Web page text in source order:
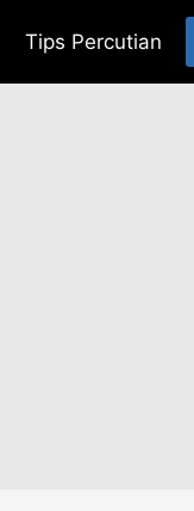
Tips Percutian